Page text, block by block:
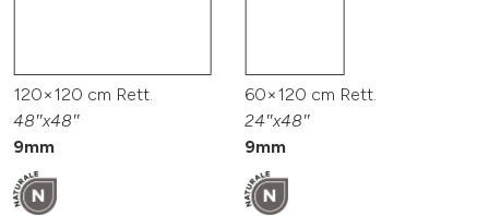
120×120 cm Rett.
48″x48″
9mm
60×120 cm Rett.
24″x48″
9mm